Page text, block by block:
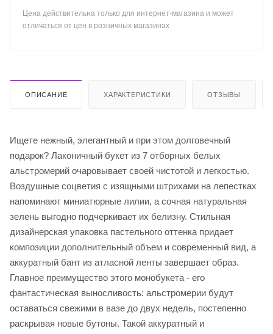
Цена действительна только для интернет-магазина и может
отличаться от цен в розничных магазинах
ОПИСАНИЕ ХАРАКТЕРИСТИКИ ОТЗЫВЫ
Ищете нежный, элегантный и при этом долговечный
подарок? Лаконичный букет из 7 отборных белых
альстромерий очаровывает своей чистотой и легкостью.
Воздушные соцветия с изящными штрихами на лепестках
напоминают миниатюрные лилии, а сочная натуральная
зелень выгодно подчеркивает их белизну. Стильная
дизайнерская упаковка пастельного оттенка придает
композиции дополнительный объем и современный вид, а
аккуратный бант из атласной ленты завершает образ.
Главное преимущество этого монобукета - его
фантастическая выносливость: альстромерии будут
оставаться свежими в вазе до двух недель, постепенно
раскрывая новые бутоны. Такой аккуратный и